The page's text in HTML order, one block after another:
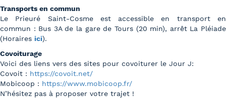
Transports en commun
Le Prieuré Saint-Cosme est accessible en transport en
commun : Bus 3A de la gare de Tours (20 min), arrêt La Pléiade
(Horaires ici).
Covoiturage
Voici des liens vers des sites pour covoiturer le Jour J:
Covoit : https://covoit.net/
Mobicoop : https://www.mobicoop.fr/
N’hésitez pas à proposer votre trajet !